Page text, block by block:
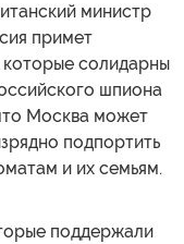
министр
примет
солидарны
шпиона
Москва может
подпортить
и их семьям.
поддержали